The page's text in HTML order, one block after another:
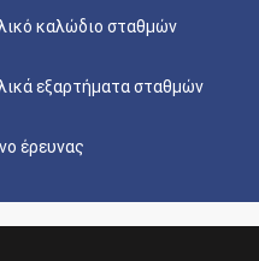
καλώδιο σταθμών
εξαρτήματα σταθμών
έρευνας